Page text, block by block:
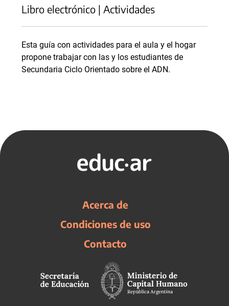
Libro electrónico | Actividades
Esta guía con actividades para el aula y el hogar
propone trabajar con las y los estudiantes de
Secundaria Ciclo Orientado sobre el ADN.
Acerca de
Condiciones de uso
Contacto